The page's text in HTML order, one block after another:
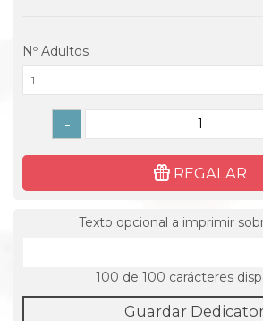
Nº Adultos
1
-
REGALAR
Texto opcional a imprimir
100 de 100 carácteres
Guardar